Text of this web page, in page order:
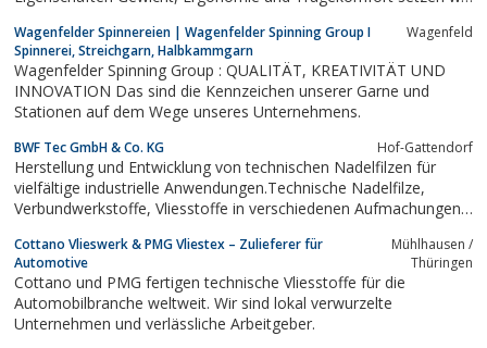
Fabrikverkaufs.
Wagenfelder Spinnereien | Wagenfelder Spinning Group I
Spinnerei, Streichgarn, Halbkammgarn
Wagenfeld
Wagenfelder Spinning Group : QUALITÄT, KREATIVITÄT UND
INNOVATION Das sind die Kennzeichen unserer Garne und
Stationen auf dem Wege unseres Unternehmens.
BWF Tec GmbH & Co. KG Hof-Gattendorf
Herstellung und Entwicklung von technischen Nadelfilzen für
vielfältige industrielle Anwendungen.Technische Nadelfilze,
Verbundwerkstoffe, Vliesstoffe in verschiedenen Aufmachungen
(Stanzteile, Zuschnitte, Streifen, Ringe, etc.) erhältlich.Filze aus
Wolle,...
Cottano Vlieswerk & PMG Vliestex – Zulieferer für
Automotive
Mühlhausen /
Thüringen
Cottano und PMG fertigen technische Vliesstoffe für die
Automobilbranche weltweit. Wir sind lokal verwurzelte
Unternehmen und verlässliche Arbeitgeber.